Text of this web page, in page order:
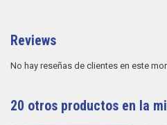
Reviews
No hay reseñas de clientes en este
20 otros productos en la